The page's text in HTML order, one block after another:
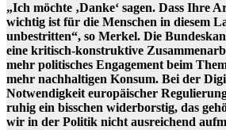
„Ich möchte ‚Danke‘ sagen. Dass Ihre
wichtig ist für die Menschen in diesem
unbestritten“, so Merkel. Die
eine kritisch-konstruktive
mehr politisches Engagement beim
mehr nachhaltigen Konsum. Bei der
Notwendigkeit europäischer
ruhig ein bisschen widerborstig, das
wir in der Politik nicht ausreichend